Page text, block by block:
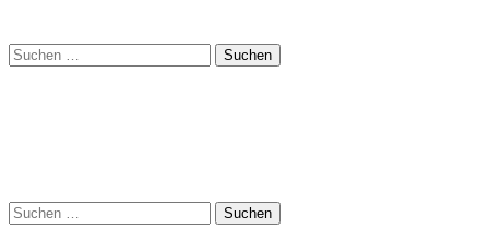
Suchen
nach:
Suchen
nach: